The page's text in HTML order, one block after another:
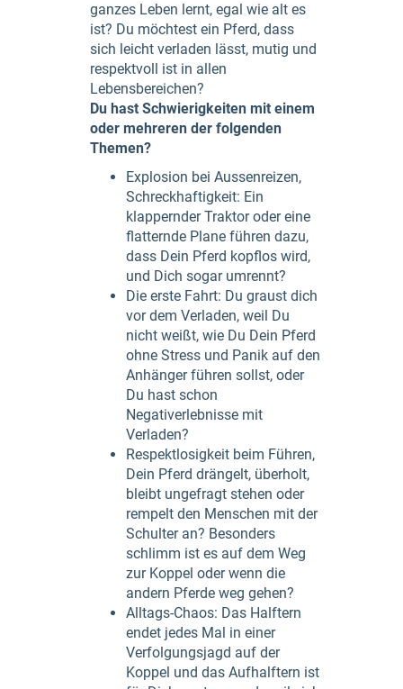
ganzes Leben lernt, egal wie alt es
ist? Du möchtest ein Pferd, dass
sich leicht verladen lässt, mutig und
respektvoll ist in allen
Lebensbereichen?
Du hast Schwierigkeiten mit einem
oder mehreren der folgenden
Themen?
Explosion bei Aussenreizen,
Schreckhaftigkeit: Ein
klappernder Traktor oder eine
flatternde Plane führen dazu,
dass Dein Pferd kopflos wird,
und Dich sogar umrennt?
Die erste Fahrt: Du graust dich
vor dem Verladen, weil Du
nicht weißt, wie Du Dein Pferd
ohne Stress und Panik auf den
Anhänger führen sollst, oder
Du hast schon
Negativerlebnisse mit
Verladen?
Respektlosigkeit beim Führen,
Dein Pferd drängelt, überholt,
bleibt ungefragt stehen oder
rempelt den Menschen mit der
Schulter an? Besonders
schlimm ist es auf dem Weg
zur Koppel oder wenn die
andern Pferde weg gehen?
Alltags-Chaos: Das Halftern
endet jedes Mal in einer
Verfolgungsjagd auf der
Koppel und das Aufhalftern ist